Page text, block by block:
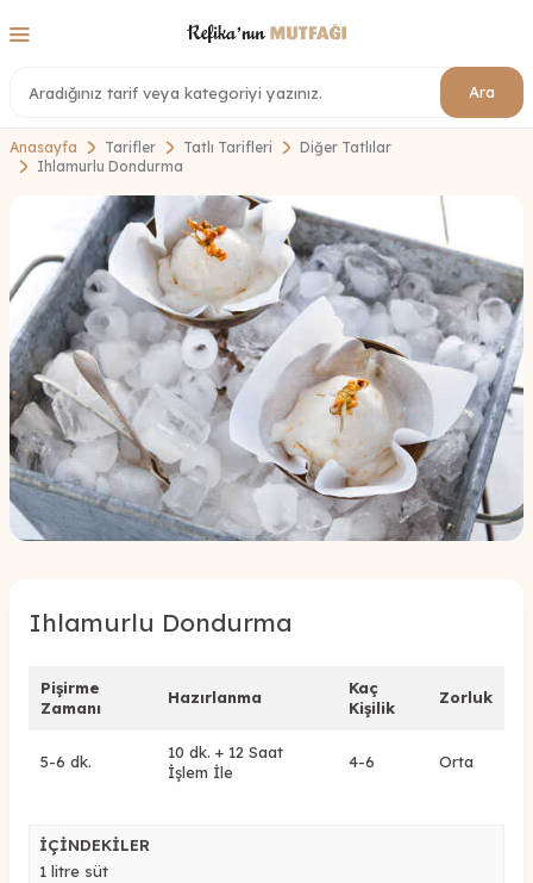
Ara
Anasayfa Tarifler Tatlı Tarifleri
Diğer Tatlılar
Ihlamurlu Dondurma
Ihlamurlu Dondurma
Pişirme
Zamanı
Hazırlanma
Kaç
Kişilik
Zorluk
5-6 dk.
10 dk. + 12 Saat
İşlem İle
4-6 Orta
İÇİNDEKİLER
1 litre süt